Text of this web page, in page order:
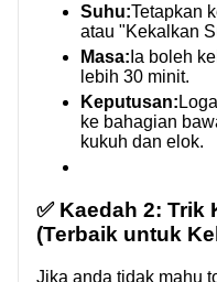
Suhu:Tetapkan
atau "Kekalkan
Masa: Ia boleh
lebih 30 minit.
Keputusan:
ke bahagian
kukuh dan elok.
✅ Kaedah 2:
(Terbaik untuk
Jika anda tidak mahu